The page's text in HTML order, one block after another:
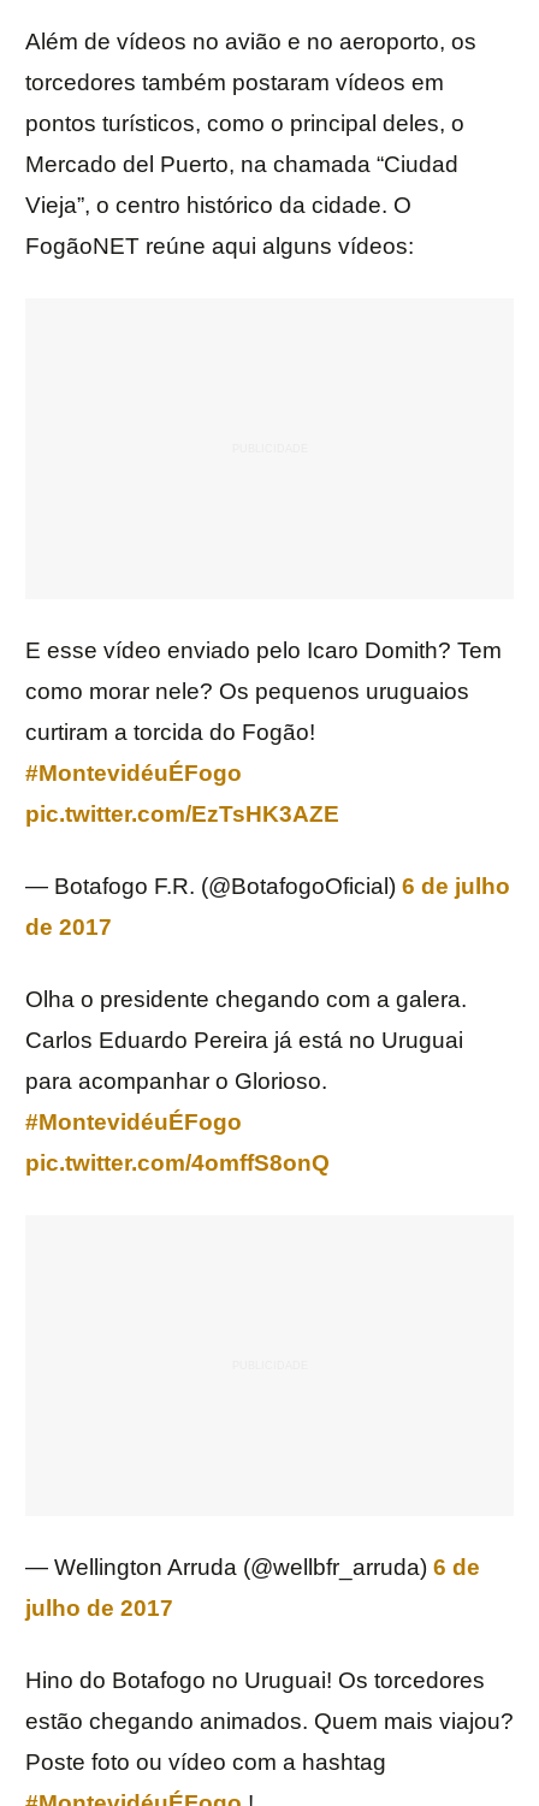
Além de vídeos no avião e no aeroporto, os
torcedores também postaram vídeos em
pontos turísticos, como o principal deles, o
Mercado del Puerto, na chamada “Ciudad
Vieja”, o centro histórico da cidade. O
FogãoNET reúne aqui alguns vídeos:
E esse vídeo enviado pelo Icaro Domith? Tem
como morar nele? Os pequenos uruguaios
curtiram a torcida do Fogão!
#MontevidéuÉFogo
pic.twitter.com/EzTsHK3AZE
— Botafogo F.R. (@BotafogoOficial) 6 de julho
de 2017
Olha o presidente chegando com a galera.
Carlos Eduardo Pereira já está no Uruguai
para acompanhar o Glorioso.
#MontevidéuÉFogo
pic.twitter.com/4omffS8onQ
— Wellington Arruda (@wellbfr_arruda) 6 de
julho de 2017
Hino do Botafogo no Uruguai! Os torcedores
estão chegando animados. Quem mais viajou?
Poste foto ou vídeo com a hashtag